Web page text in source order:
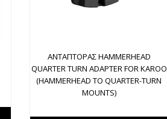
ΑΝΤΑΠΤΟΡΑΣ HAMMERHEAD
QUARTER TURN ADAPTER FOR KAROO
(HAMMERHEAD TO QUARTER-TURN
MOUNTS)